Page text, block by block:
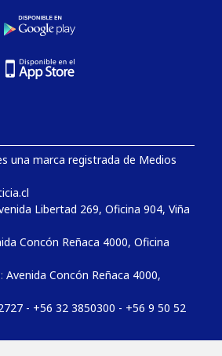
una marca registrada de Medios
Libertad 269, Oficina 904, Viña
Concón Reñaca 4000, Oficina
Avenida Concón Reñaca 4000,
- +56 32 3850300 - +56 9 50 52